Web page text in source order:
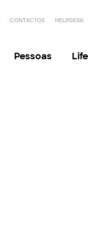
CONTACTOS HELPDESK
Pessoas